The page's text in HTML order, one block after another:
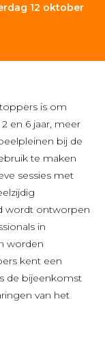
12 oktober
is om
en 6 jaar, meer
bij de
te maken
sessies met
wordt ontworpen
in
worden
kent een
de bijeenkomst
van het